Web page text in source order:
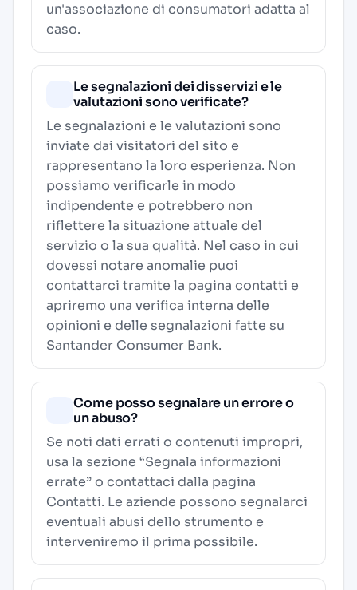
un'associazione di consumatori adatta al
caso.
Le segnalazioni dei disservizi e le
valutazioni sono verificate?
Le segnalazioni e le valutazioni sono
inviate dai visitatori del sito e
rappresentano la loro esperienza. Non
possiamo verificarle in modo
indipendente e potrebbero non
riflettere la situazione attuale del
servizio o la sua qualità. Nel caso in cui
dovessi notare anomalie puoi
contattarci tramite la pagina contatti e
apriremo una verifica interna delle
opinioni e delle segnalazioni fatte su
Santander Consumer Bank.
Come posso segnalare un errore o
un abuso?
Se noti dati errati o contenuti impropri,
usa la sezione “Segnala informazioni
errate” o contattaci dalla pagina
Contatti. Le aziende possono segnalarci
eventuali abusi dello strumento e
interveniremo il prima possibile.